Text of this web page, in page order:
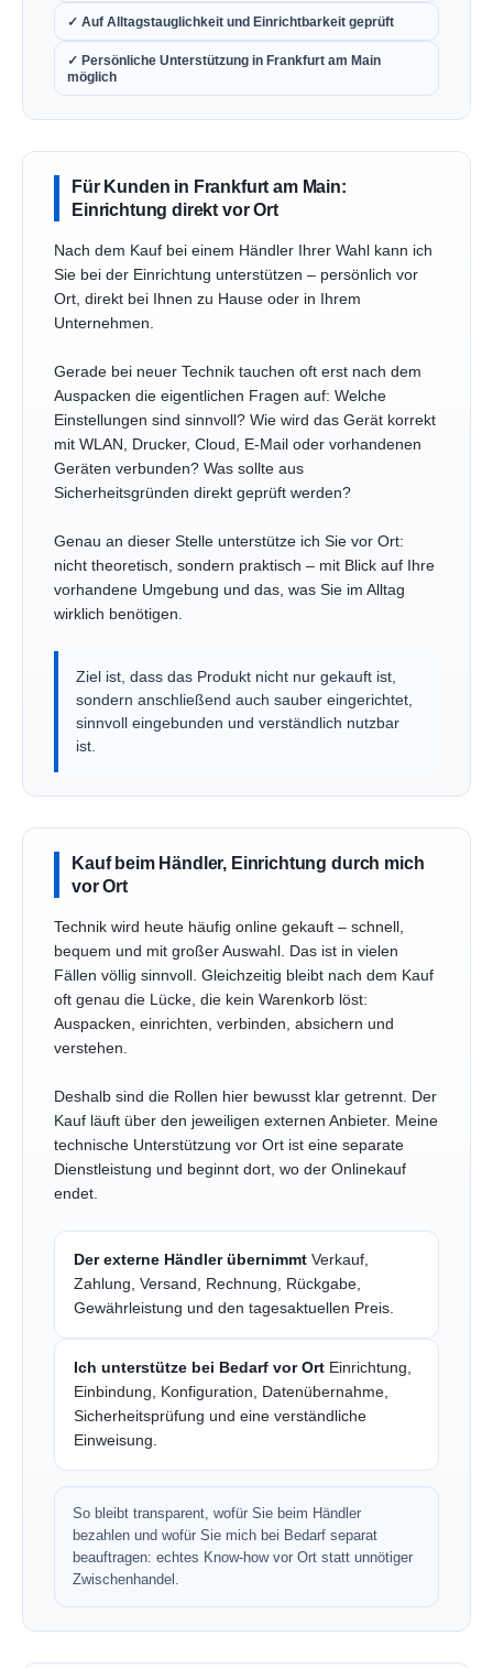
✓ Auf Alltagstauglichkeit und Einrichtbarkeit geprüft
✓ Persönliche Unterstützung in Frankfurt am Main
möglich
Für Kunden in Frankfurt am Main:
Einrichtung direkt vor Ort
Nach dem Kauf bei einem Händler Ihrer Wahl kann ich
Sie bei der Einrichtung unterstützen – persönlich vor
Ort, direkt bei Ihnen zu Hause oder in Ihrem
Unternehmen.
Gerade bei neuer Technik tauchen oft erst nach dem
Auspacken die eigentlichen Fragen auf: Welche
Einstellungen sind sinnvoll? Wie wird das Gerät korrekt
mit WLAN, Drucker, Cloud, E-Mail oder vorhandenen
Geräten verbunden? Was sollte aus
Sicherheitsgründen direkt geprüft werden?
Genau an dieser Stelle unterstütze ich Sie vor Ort:
nicht theoretisch, sondern praktisch – mit Blick auf Ihre
vorhandene Umgebung und das, was Sie im Alltag
wirklich benötigen.
Ziel ist, dass das Produkt nicht nur gekauft ist,
sondern anschließend auch sauber eingerichtet,
sinnvoll eingebunden und verständlich nutzbar
ist.
Kauf beim Händler, Einrichtung durch mich
vor Ort
Technik wird heute häufig online gekauft – schnell,
bequem und mit großer Auswahl. Das ist in vielen
Fällen völlig sinnvoll. Gleichzeitig bleibt nach dem Kauf
oft genau die Lücke, die kein Warenkorb löst:
Auspacken, einrichten, verbinden, absichern und
verstehen.
Deshalb sind die Rollen hier bewusst klar getrennt. Der
Kauf läuft über den jeweiligen externen Anbieter. Meine
technische Unterstützung vor Ort ist eine separate
Dienstleistung und beginnt dort, wo der Onlinekauf
endet.
Der externe Händler übernimmt Verkauf,
Zahlung, Versand, Rechnung, Rückgabe,
Gewährleistung und den tagesaktuellen Preis.
Ich unterstütze bei Bedarf vor Ort Einrichtung,
Einbindung, Konfiguration, Datenübernahme,
Sicherheitsprüfung und eine verständliche
Einweisung.
So bleibt transparent, wofür Sie beim Händler
bezahlen und wofür Sie mich bei Bedarf separat
beauftragen: echtes Know-how vor Ort statt unnötiger
Zwischenhandel.